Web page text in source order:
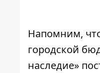
Напомним,
городской
наследие»